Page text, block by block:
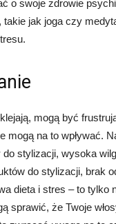
o swoje zdrowie
takie jak joga czy
mogą być
mogą na to wpływać.
do stylizacji, wysoka
do stylizacji, brak
dieta i stres – to tylko
sprawić, że Twoje